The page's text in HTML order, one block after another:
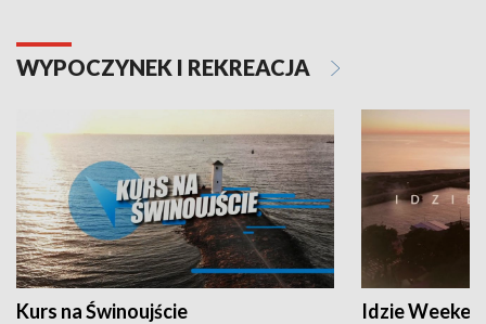
WYPOCZYNEK I REKREACJA
Kurs na Świnoujście Idzie